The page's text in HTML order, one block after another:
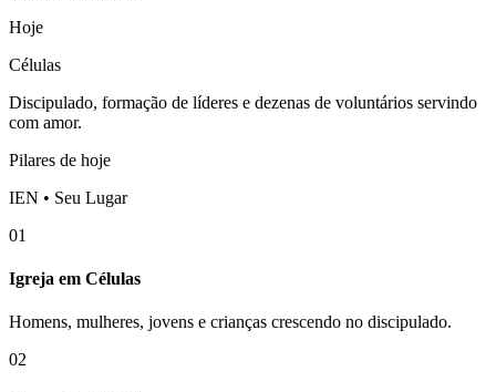
Hoje
Células
Discipulado, formação de líderes e dezenas de voluntários servindo
com amor.
Pilares de hoje
IEN • Seu Lugar
01
Igreja em Células
Homens, mulheres, jovens e crianças crescendo no discipulado.
02